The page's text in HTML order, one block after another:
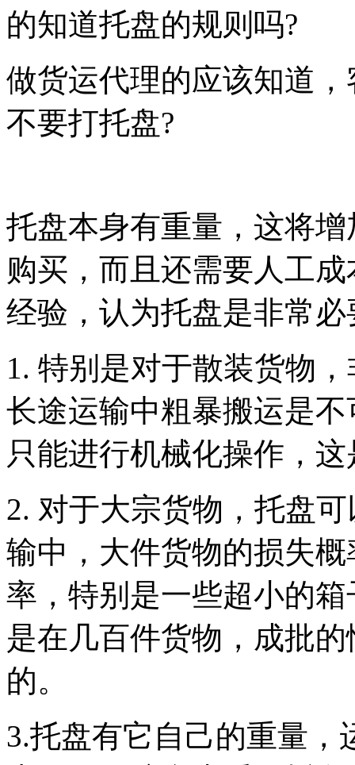
的知道托盘的规则吗?
做货运代理的应该知道
不要打托盘?
托盘本身有重量，这将
购买，而且还需要人工
经验，认为托盘是非常必
1. 特别是对于散装货物
长途运输中粗暴搬运是
只能进行机械化操作，
2. 对于大宗货物，托盘
输中，大件货物的损失
率，特别是一些超小的
是在几百件货物，成批
的。
3.托盘有它自己的重量，